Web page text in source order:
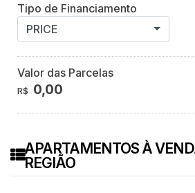
Tipo de Financiamento
PRICE
Valor das Parcelas
R$ 0,00
APARTAMENTOS À
REGIÃO